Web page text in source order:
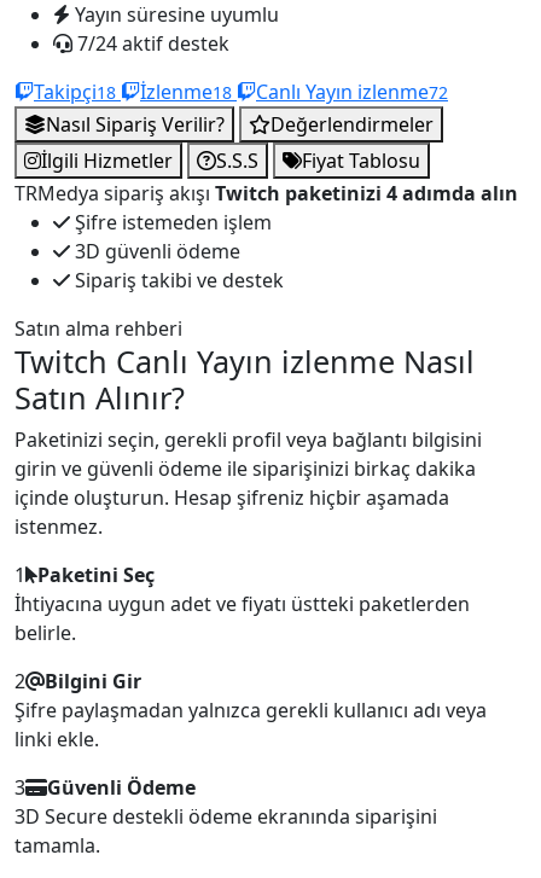
Yayın süresine uyumlu
7/24 aktif destek
Takipçi18 İzlenme18 Canlı Yayın izlenme72
Nasıl Sipariş Verilir?
Değerlendirmeler
İlgili Hizmetler
S.S.S
Fiyat Tablosu
TRMedya sipariş akışı Twitch paketinizi 4 adımda alın
Şifre istemeden işlem
3D güvenli ödeme
Sipariş takibi ve destek
Satın alma rehberi
Twitch Canlı Yayın izlenme Nasıl
Satın Alınır?
Paketinizi seçin, gerekli profil veya bağlantı bilgisini
girin ve güvenli ödeme ile siparişinizi birkaç dakika
içinde oluşturun. Hesap şifreniz hiçbir aşamada
istenmez.
1
Paketini Seç
İhtiyacına uygun adet ve fiyatı üstteki paketlerden
belirle.
2
Bilgini Gir
Şifre paylaşmadan yalnızca gerekli kullanıcı adı veya
linki ekle.
3
Güvenli Ödeme
3D Secure destekli ödeme ekranında siparişini
tamamla.